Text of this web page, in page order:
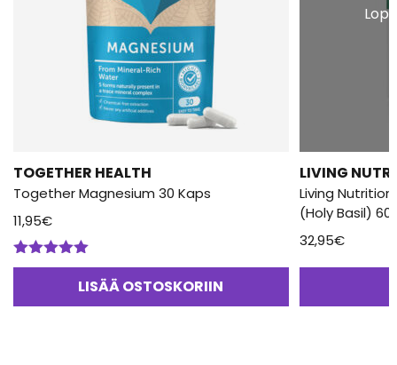
TOGETHER HEALTH
Together Magnesium 30 Kaps
11,95€
Arvostelu
LISÄÄ OSTOSKORIIN
LIVING
Living
(Holy Basil) 60
32,95€